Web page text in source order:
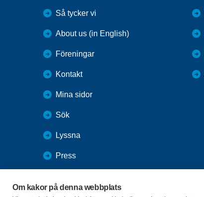
Om kakor på denna webbplats
Så tycker vi
About us (in English)
Föreningar
Kontakt
Mina sidor
Sök
Lyssna
Press